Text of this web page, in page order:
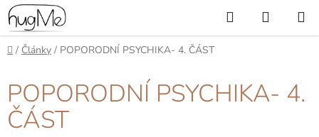
Přejít
na
obsah
Hledat
KOŠÍK
Domů
/ Články / POPORODNÍ PSYCHIKA- 4. ČÁST
POPORODNÍ PSYCHIKA- 4.
ČÁST